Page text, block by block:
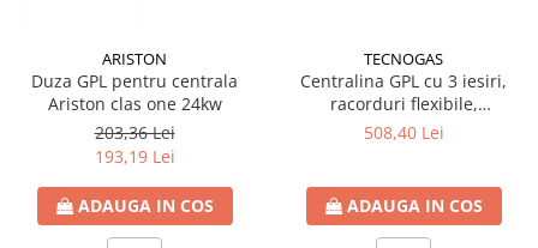
Calorifere decorative
Boilere si Puffere
Boilere electrice
Boilere termoelectrice
Accesorii Boilere Tesy
ARISTON
Duza GPL pentru centrala
Ariston clas one 24kw
203,36 Lei
193,19 Lei
ADAUGA IN COS
TECNOGAS
Centralina GPL cu 3 iesiri,
racorduri flexibile,
manometru, supapa de
508,40 Lei
ADAUGA IN COS